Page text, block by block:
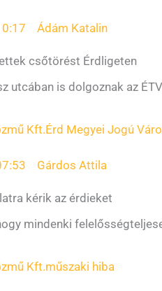
Ádám Katalin
csőtörést Érdligeten
utcában is dolgoznak az
Kft.Érd Megyei Jogú
Gárdos Attila
kérik az érdieket
mindenki
Kft.műszaki hiba